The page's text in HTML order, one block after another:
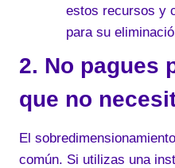
estos recursos y
para su
2. No pagues
que no
El
común. Si utilizas una